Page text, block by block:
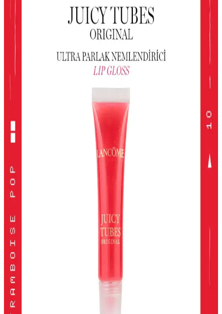
Le Mabelle'nin pembe, altın ve beyaz tonlarındaki jel farı, kolay
uygulama ve parlaklık sağlar. Çocuklar için uygun, pratik ve
eğlenceli göz makyajı seçeneği sunar.
Gri ve Akınca Renklerinin Kozmetik ve Makyajda
Kullanımı ve Uygulama İpuçları
Gri ve akınca renkleri, makyajda şıklık ve doğal görünüm sağlar.
Uygulama teknikleri ve renk uyumu ile farklı tarzlar
yakalayabilirsiniz.
Alerji Dostu ve Doğal Makyaj Ürünleri: Güvenle
Kullanabileceğiniz En İyi Seçenekler
Alerji dostu ve doğal makyaj ürünleri, hassas ciltler için güvenli,
çevre dostu ve dermatolojik testlerden geçmiş seçenekler sunar.
Doğru ürün seçimiyle güzelliğinizi koruyabilirsiniz.
Kiko Milano Unlımıted Double Touch Likit Ruj:
Uzun Süre Kalıcı ve Şık Dudaklar
Kiko Milano'nun Unlımıted Double Touch serisi, yüksek
pigmentasyon ve uzun süre kalıcılık sunan iki aşamalı likit ruj
koleksiyonudur. Doğal ve şık görünüm için ideal seçenekler içerir.
2024 Yılında En İyi Far Paletleri: Renk ve Kalitenin
Buluşması
2024'te öne çıkan yüksek pigmentasyon ve geniş renk
seçenekleriyle en iyi far paletleri, kalıcılık ve çok yönlülük sunarak
makyajda fark yaratmanızı sağlar.
KIKO Unlimited Blush: Doğal Görünüm İçin Kalıcı